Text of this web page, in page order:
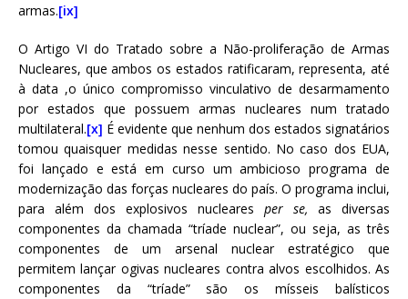
armas.[ix]
O Artigo VI do Tratado sobre a Não-proliferação de Armas
Nucleares, que ambos os estados ratificaram, representa, até
à data ,o único compromisso vinculativo de desarmamento
por estados que possuem armas nucleares num tratado
multilateral.[x] É evidente que nenhum dos estados signatários
tomou quaisquer medidas nesse sentido. No caso dos EUA,
foi lançado e está em curso um ambicioso programa de
modernização das forças nucleares do país. O programa inclui,
para além dos explosivos nucleares per se, as diversas
componentes da chamada “tríade nuclear”, ou seja, as três
componentes de um arsenal nuclear estratégico que
permitem lançar ogivas nucleares contra alvos escolhidos. As
componentes da “tríade” são os mísseis balísticos